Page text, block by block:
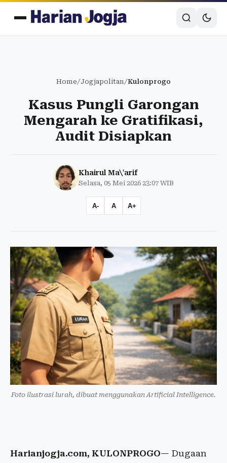
Home/Jogjapolitan/Kulonprogo
Kasus Pungli Garongan
Mengarah ke Gratifikasi,
Audit Disiapkan
Khairul Ma\'arif
Selasa, 05 Mei 2026 23:07 WIB
A- A A+
Foto ilustrasi lurah, dibuat menggunakan Artificial Intelligence.
Harianjogja.com, KULONPROGO— Dugaan